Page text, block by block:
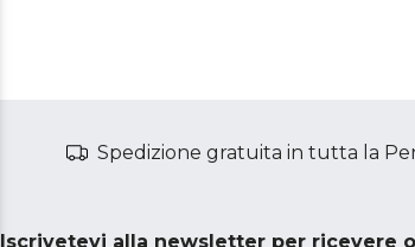
Spedizione gratuita in tutta la
Iscrivetevi alla newsletter per ricevere